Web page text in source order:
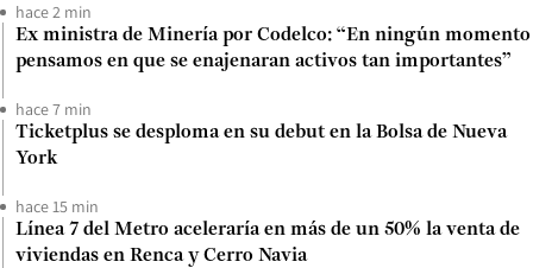
hace 2 min
Ex ministra de Minería por Codelco: “En ningún momento
pensamos en que se enajenaran activos tan importantes”
hace 7 min
Ticketplus se desploma en su debut en la Bolsa de Nueva
York
hace 15 min
Línea 7 del Metro aceleraría en más de un 50% la venta de
viviendas en Renca y Cerro Navia